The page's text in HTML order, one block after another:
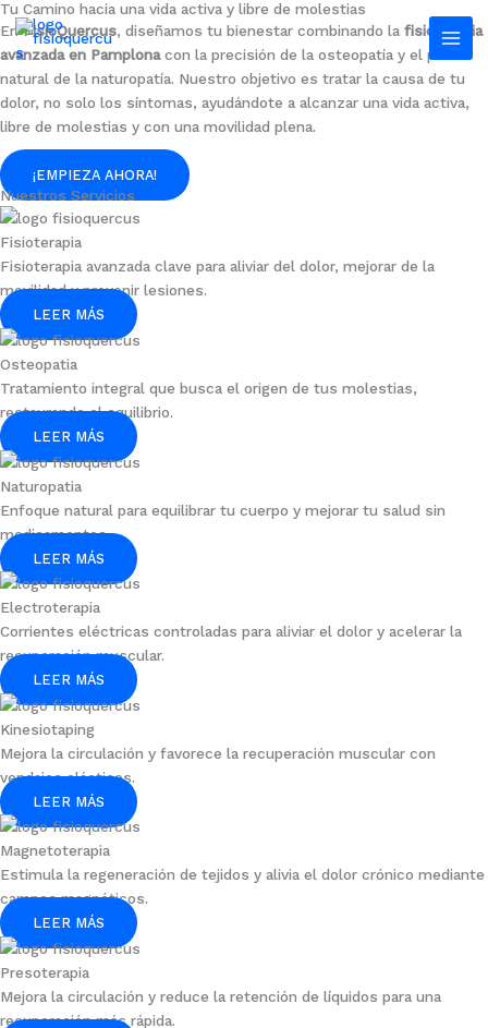
Ir
al
contenido
Tu Camino hacia una vida activa y libre de molestias
EnFisioQuercus, diseñamos tu bienestar combinando la fisioterapia
avanzada en Pamplonacon la precisión de la osteopatía y el poder
natural de la naturopatía. Nuestro objetivo es tratar la causa de tu
dolor, no solo los síntomas, ayudándote a alcanzar una vida activa,
libre de molestias y con una movilidad plena.
¡EMPIEZA AHORA!
Nuestros Servicios
Fisioterapia
Fisioterapia avanzada clave para aliviar del dolor, mejorar de la
movilidad y prevenir lesiones.
LEER MÁS
Osteopatia
Tratamiento integral que busca el origen de tus molestias,
restaurando el equilibrio.
LEER MÁS
Naturopatia
Enfoque natural para equilibrar tu cuerpo y mejorar tu salud sin
medicamentos.
LEER MÁS
Electroterapia
Corrientes eléctricas controladas para aliviar el dolor y acelerar la
recuperación muscular.
LEER MÁS
Kinesiotaping
Mejora la circulación y favorece la recuperación muscular con
vendajes elásticos.
LEER MÁS
Magnetoterapia
Estimula la regeneración de tejidos y alivia el dolor crónico mediante
campos magnéticos.
LEER MÁS
Presoterapia
Mejora la circulación y reduce la retención de líquidos para una
recuperación más rápida.